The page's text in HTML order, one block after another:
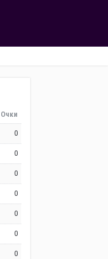
Очки
0
0
0
0
0
0
0